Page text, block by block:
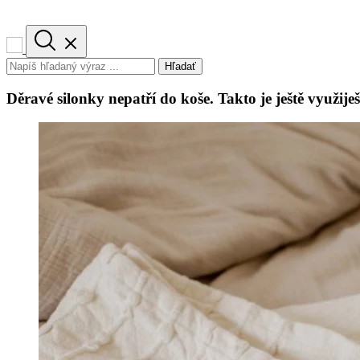
Hľadať
Děravé silonky nepatří do koše. Takto je ještě